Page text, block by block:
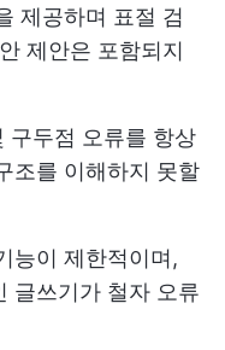
제공하며 표절 검
제안은 포함되지
구두점 오류를 항상
조를 이해하지 못할
능이 제한적이며,
글쓰기가 철자 오류